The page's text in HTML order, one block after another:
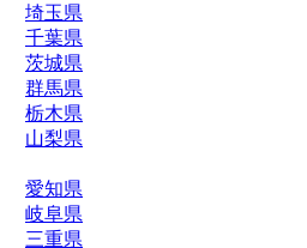
埼玉県
千葉県
茨城県
群馬県
栃木県
山梨県
愛知県
岐阜県
三重県